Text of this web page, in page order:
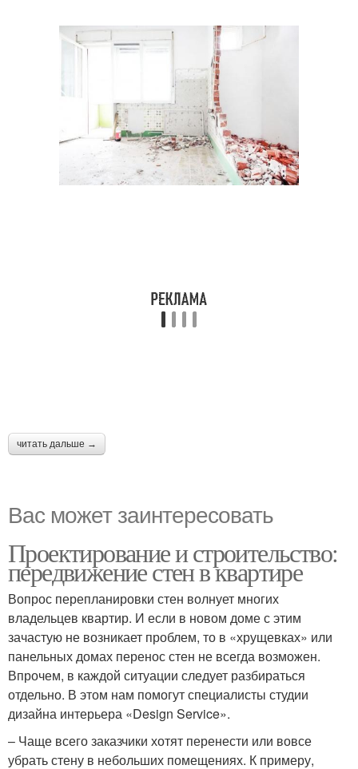
читать дальше →
Вас может заинтересовать
Проектирование и строительство:
передвижение стен в квартире
Вопрос перепланировки стен волнует многих
владельцев квартир. И если в новом доме с этим
зачастую не возникает проблем, то в «хрущевках» или
панельных домах перенос стен не всегда возможен.
Впрочем, в каждой ситуации следует разбираться
отдельно. В этом нам помогут специалисты студии
дизайна интерьера «Design Service».
– Чаще всего заказчики хотят перенести или вовсе
убрать стену в небольших помещениях. К примеру,